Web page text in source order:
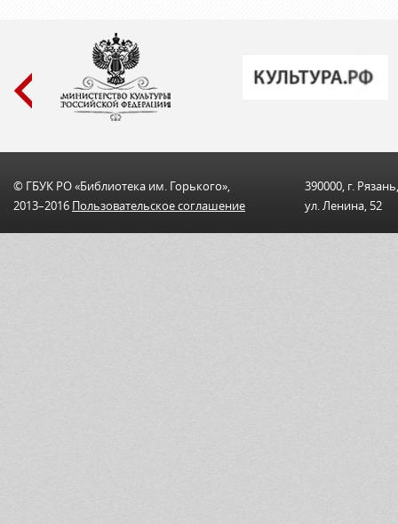
© ГБУК РО «Библиотека им. Горького»,
2013–2016 Пользовательскоe соглашениe
390000, г. Рязань,
ул. Ленина, 52